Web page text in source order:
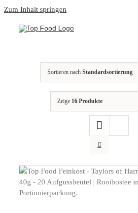
Zum Inhalt springen
Sortieren nach Standardsortierung
Zeige 16 Produkte
DETAILS